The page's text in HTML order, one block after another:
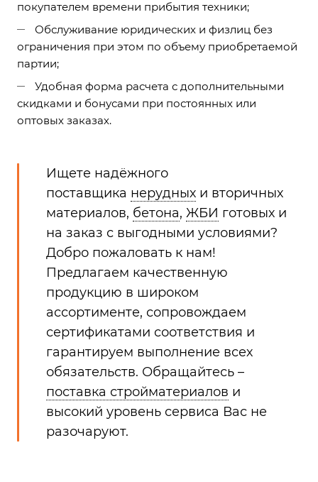
покупателем времени прибытия техники;
Обслуживание юридических и физлиц без
ограничения при этом по объему приобретаемой
партии;
Удобная форма расчета с дополнительными
скидками и бонусами при постоянных или
оптовых заказах.
Ищете надёжного
поставщика нерудных и вторичных
материалов, бетона, ЖБИ готовых и
на заказ с выгодными условиями?
Добро пожаловать к нам!
Предлагаем качественную
продукцию в широком
ассортименте, сопровождаем
сертификатами соответствия и
гарантируем выполнение всех
обязательств. Обращайтесь –
поставка стройматериалов и
высокий уровень сервиса Вас не
разочаруют.